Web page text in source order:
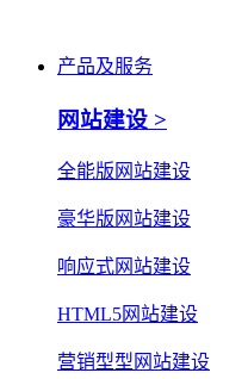
产品及服务
网站建设 >
全能版网站建设
豪华版网站建设
响应式网站建设
HTML5网站建设
营销型型网站建设